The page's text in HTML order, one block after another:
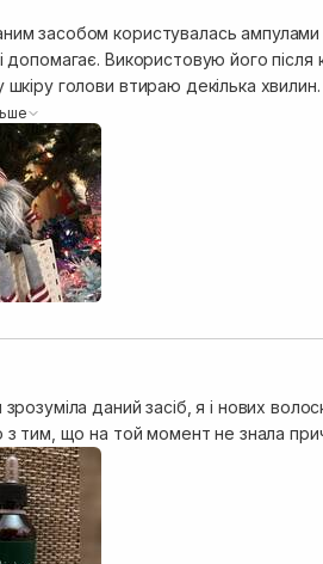
засобом користувалась ампулами
допомагає. Використовую його
шкіру голови втираю декілька
подобається. Волосся майже не
Рекомендую
зрозуміла даний засіб, я і нових
з тим, що на той момент не знала